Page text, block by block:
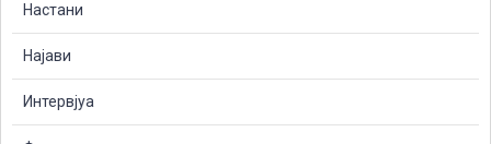
Настани
Најави
Интервјуа